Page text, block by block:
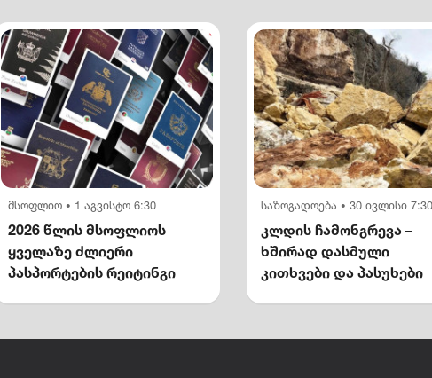
მსოფლიო • 1 აგვისტო 6:30
2026 წლის მსოფლიოს
ყველაზე ძლიერი
პასპორტების რეიტინგი
საზოგადოება • 30 ივლისი 7:30
კლდის ჩამონგრევა –
ხშირად დასმული
კითხვები და პასუხები